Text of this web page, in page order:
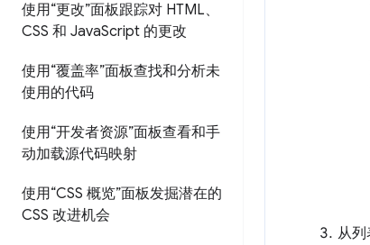
使用“更改”面板跟踪对 HTML、
CSS 和 JavaScript 的更改
使用“覆盖率”面板查找和分析未
使用的代码
使用“开发者资源”面板查看和手
动加载源代码映射
使用“CSS 概览”面板发掘潜在的
CSS 改进机会
从